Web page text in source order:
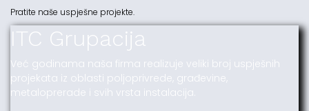
Pratite naše uspješne projekte.
ITC Grupacija
Već godinama naša firma realizuje veliki broj uspješnih
projekata iz oblasti poljoprivrede, građevine,
metaloprerade i svih vrsta instalacija.